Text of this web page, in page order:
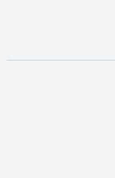
opens in